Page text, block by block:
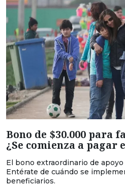
Bono de $30.000 para
¿Se comienza a pagar
El bono extraordinario de
Entérate de cuándo se
beneficiarios.